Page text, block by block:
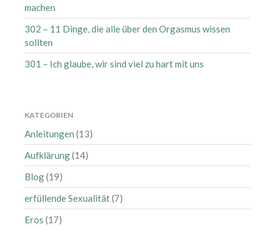
machen
302 – 11 Dinge, die alle über den Orgasmus wissen
sollten
301 – Ich glaube, wir sind viel zu hart mit uns
KATEGORIEN
Anleitungen (13)
Aufklärung(14)
Blog(19)
erfüllende Sexualität(7)
Eros (17)